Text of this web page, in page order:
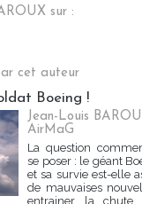
sur :
cet auteur
Boeing !
Jean-Louis
AirMaG
La question
se poser : le géant
et sa survie est-elle
de mauvaises
entrainer la chute